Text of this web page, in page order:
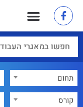
תחום
קורס